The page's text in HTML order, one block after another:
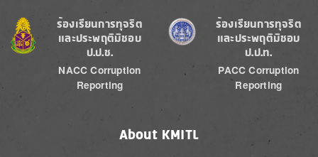
Image
ร้องเรียนการทุจริต
และประพฤติมิชอบ
ป.ป.ช.
NACC Corruption
Reporting
Image
ร้องเรียนการทุจริต
และประพฤติมิชอบ
ป.ป.ท.
PACC Corruption
Reporting
About KMITL